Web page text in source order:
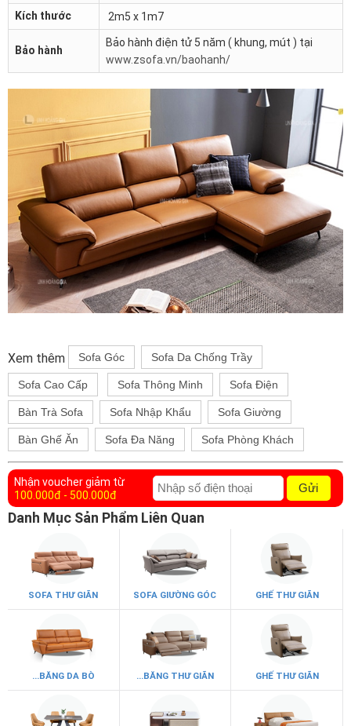
Kích thước
2m5 x 1m7
Bảo hành
Bảo hành điện tử 5 năm ( khung, mút ) tại
www.zsofa.vn/baohanh/
Xem thêm Sofa Góc Sofa Da Chống Trầy
Sofa Cao Cấp Sofa Thông Minh Sofa Điện
Bàn Trà Sofa Sofa Nhập Khẩu Sofa Giường
Bàn Ghế Ăn Sofa Đa Năng Sofa Phòng Khách
Nhận voucher giảm từ
100.000đ - 500.000đ
Gửi
Danh Mục Sản Phẩm Liên Quan
SOFA THƯ GIÃN SOFA GIƯỜNG GÓC GHẾ THƯ GIÃN
...BĂNG DA BÒ ...BĂNG THƯ GIÃN GHẾ THƯ GIÃN